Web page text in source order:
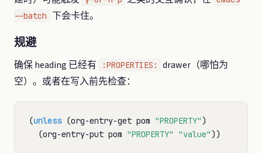
--batch 下会卡住。
规避
确保 heading 已经有 :PROPERTIES:
drawer（哪怕为
空）。或者在写入前先检查：
(unless (org-entry-get pom "PROPERTY")
  (org-entry-put pom
"PROPERTY" "value"